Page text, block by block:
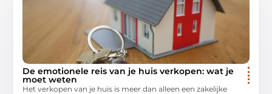
De emotionele reis van je huis verkopen: wat je
moet weten
Het verkopen van je huis is meer dan alleen een zakelijke